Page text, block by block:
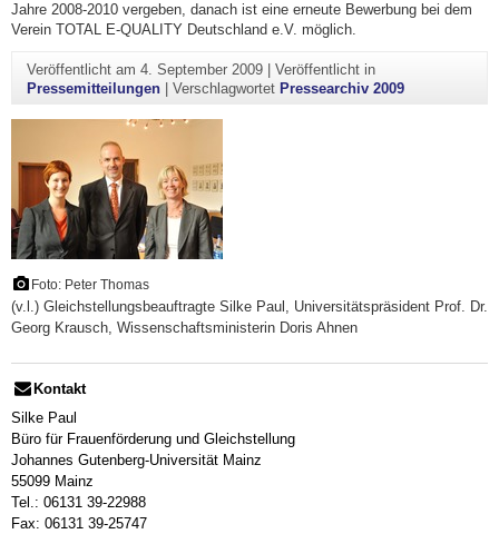
Jahre 2008-2010 vergeben, danach ist eine erneute Bewerbung bei dem
Verein TOTAL E-QUALITY Deutschland e.V. möglich.
Veröffentlicht am 4. September 2009| Veröffentlicht in
Pressemitteilungen| Verschlagwortet Pressearchiv 2009
Foto: Peter Thomas
(v.l.) Gleichstellungsbeauftragte Silke Paul, Universitätspräsident Prof. Dr.
Georg Krausch, Wissenschaftsministerin Doris Ahnen
Kontakt
Silke Paul
Büro für Frauenförderung und Gleichstellung
Johannes Gutenberg-Universität Mainz
55099 Mainz
Tel.: 06131 39-22988
Fax: 06131 39-25747